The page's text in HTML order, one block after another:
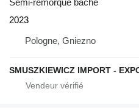
2023
Pologne, Gniezno